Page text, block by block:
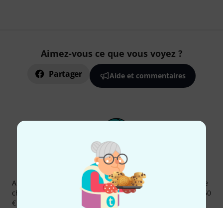
Aimez-vous ce que vous voyez ?
Partager Aide et commentaires
Newsletters Thomann
Abonnez-vous à la newsletter Thomann et, avec un peu de
chance, gagnez l'un des 50 bons d'achat d'une valeur de 50
€ chacun!